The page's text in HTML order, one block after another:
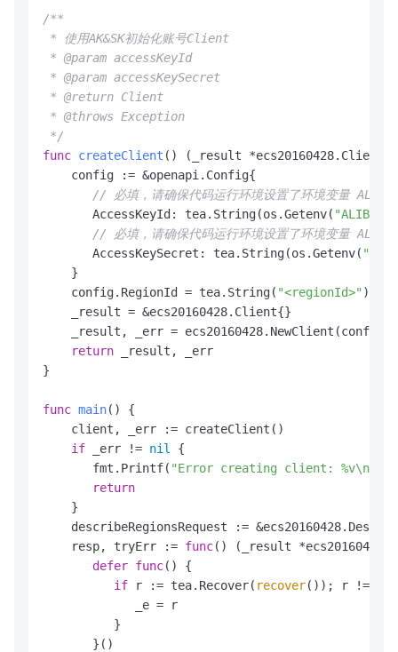
/**
* 使用AK&SK初始化账号Client
* @param accessKeyId
* @param accessKeySecret
* @return Client
* @throws Exception
*/
func createClient ()
(_result
    config := &openapi.Config{
// 必填，请确保代码运行环境设置了环境变量
       AccessKeyId: tea.String(os.Getenv(
// 必填，请确保代码运行环境设置了环境变量
       AccessKeySecret: tea.String(os.Getenv(
    }
    config.RegionId = tea.String(
"<regionId>" )
    _result = &ecs20160428.Client{}
    _result, _err = ecs20160428.NewClient(config)
return _result, _err
}
func main()
{
    client, _err := createClient()
if _err != nil
{
       fmt.Printf(
"Error creating client: %v\n"
return
    }
describeRegionsRequest :=
    resp, tryErr :=
func()
(_result
defer func()
{
if r := tea.Recover( recover()); r !=
             _e = r
          }
       }()